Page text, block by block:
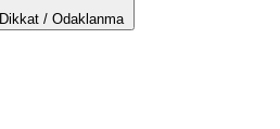
Dikkat / Odaklanma